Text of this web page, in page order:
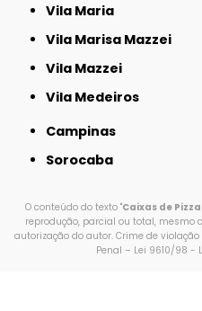
Vila Maria
Vila Marisa Mazzei
Vila Mazzei
Vila Medeiros
Campinas
Sorocaba
O conteúdo do texto "Caixas de
reprodução, parcial ou total, mesmo
autorização do autor. Crime de
Penal – Lei 9610/98 -